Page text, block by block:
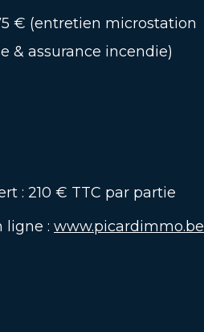
€ (entretien microstation
& assurance incendie)
: 210 € TTC par partie
ligne : www.picardimmo.be